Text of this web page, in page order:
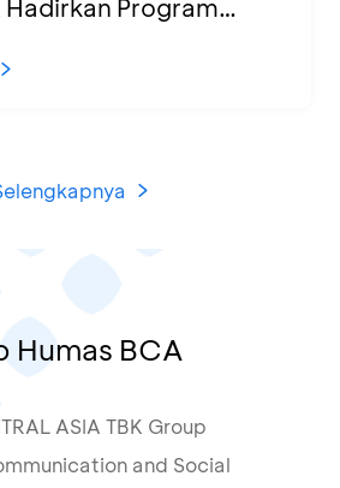
Hadirkan Program
Priok
Humas BCA
ASIA TBK Group
and Social